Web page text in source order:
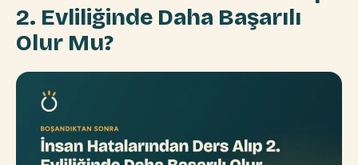
2. Evliliğinde Daha Başarılı
Olur Mu?